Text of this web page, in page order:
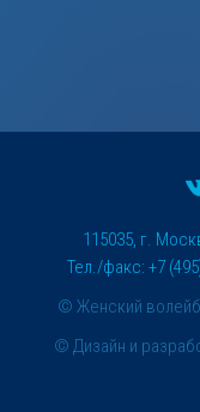
© Женский
115035, г.
Тел./факс: +7
© Дизайн и